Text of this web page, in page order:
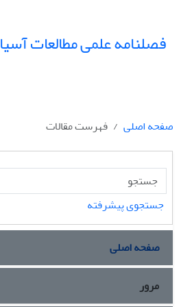
فصلنامه علمی مطالعات
صفحه اصلی
فهرست مقالات
جستجوی پیشرفته
صفحه اصلی
مرور